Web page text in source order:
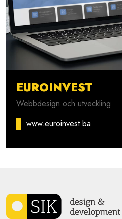
EUROINVEST
Webbdesign och utveckling
www.euroinvest.ba